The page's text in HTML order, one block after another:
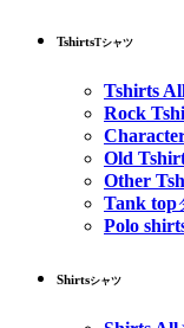
TshirtsTシャツ
Tshirts
Rock
Old
Other
Tank top
Polo
Shirtsシャツ